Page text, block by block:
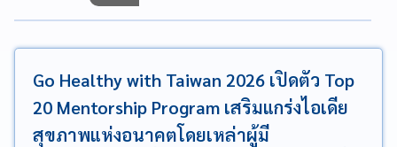
Go Healthy with Taiwan 2026 เปิดตัว Top
20 Mentorship Program เสริมแกร่งไอเดีย
สุขภาพแห่งอนาคตโดยเหล่าผู้มี